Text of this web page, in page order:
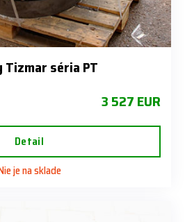
séria PT
3 527 EUR
Detail
je na sklade